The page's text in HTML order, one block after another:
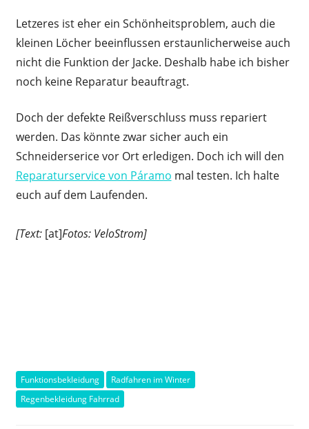
Letzeres ist eher ein Schönheitsproblem, auch die
kleinen Löcher beeinflussen erstaunlicherweise auch
nicht die Funktion der Jacke. Deshalb habe ich bisher
noch keine Reparatur beauftragt.
Doch der defekte Reißverschluss muss repariert
werden. Das könnte zwar sicher auch ein
Schneiderserice vor Ort erledigen. Doch ich will den
Reparaturservice von Páramo mal testen. Ich halte
euch auf dem Laufenden.
[Text: [at]Fotos: VeloStrom]
Funktionsbekleidung
Radfahren im Winter
Regenbekleidung Fahrrad